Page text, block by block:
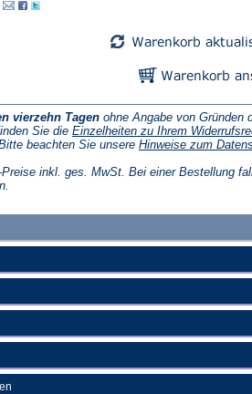
neuen
vierzehn Tagen ohne Angabe von Gründen
Sie die Einzelheiten zu Ihrem
beachten Sie unsere Hinweise zum
inkl. ges. MwSt. Bei einer Bestellung